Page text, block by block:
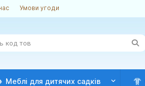
Умови угоди
Меблі для дитячих садків